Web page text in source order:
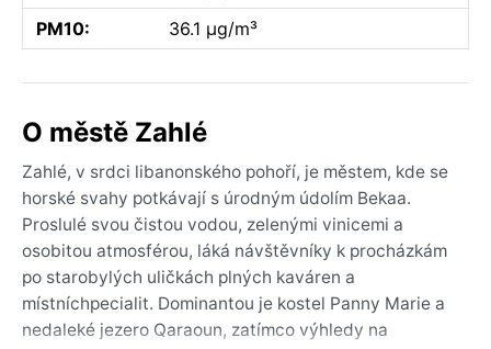
PM10:
36.1 µg/m³
O městě Zahlé
Zahlé, v srdci libanonského pohoří, je městem, kde se
horské svahy potkávají s úrodným údolím Bekaa.
Proslulé svou čistou vodou, zelenými vinicemi a
osobitou atmosférou, láká návštěvníky k procházkám
po starobylých uličkách plných kaváren a
místníchpecialit. Dominantou je kostel Panny Marie a
nedaleké jezero Qaraoun, zatímco výhledy na